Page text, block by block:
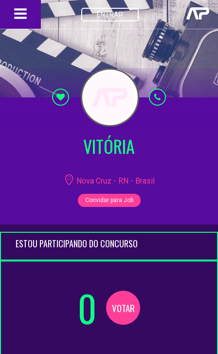
ENTRAR
VITÓRIA
Nova Cruz - RN - Brasil
Convidar para Job
ESTOU PARTICIPANDO DO CONCURSO
0 VOTAR